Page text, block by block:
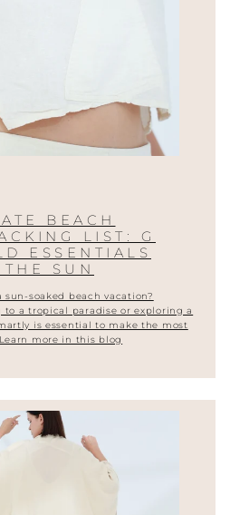
BEACH
LIST: G
ESSENTIALS
SUN
soaked beach vacation?
a tropical paradise or exploring a
is essential to make the most
more in this blog